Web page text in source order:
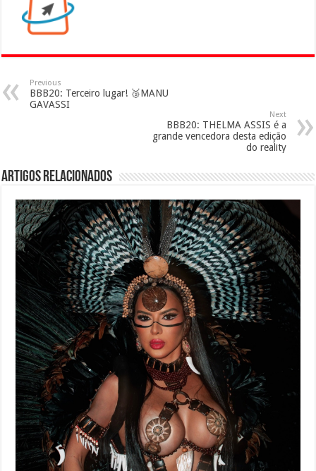
Previous
BBB20: Terceiro lugar! 🥉MANU
GAVASSI
Next
BBB20: THELMA ASSIS é a
grande vencedora desta edição
do reality
Artigos Relacionados